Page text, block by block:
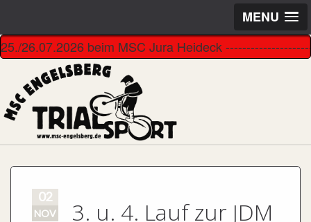
MENU
beim MSC Jura Heideck
02
NOV 3. u. 4. Lauf zur JDM